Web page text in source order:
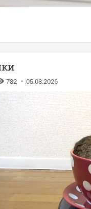
782 05.08.2026